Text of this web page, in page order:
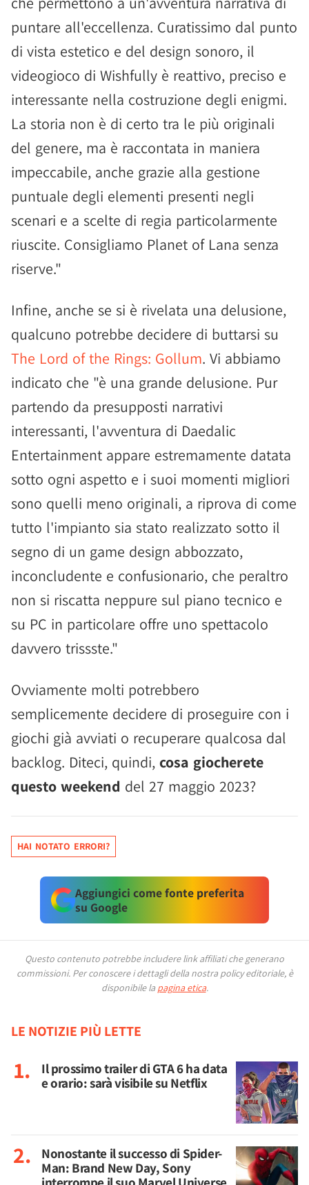
puntare all'eccellenza. Curatissimo dal punto
di vista estetico e del design sonoro, il
videogioco di Wishfully è reattivo, preciso e
interessante nella costruzione degli enigmi.
La storia non è di certo tra le più originali
del genere, ma è raccontata in maniera
impeccabile, anche grazie alla gestione
puntuale degli elementi presenti negli
scenari e a scelte di regia particolarmente
riuscite. Consigliamo Planet of Lana senza
riserve."
Infine, anche se si è rivelata una delusione,
qualcuno potrebbe decidere di buttarsi su
The Lord of the Rings: Gollum. Vi abbiamo
indicato che "è una grande delusione. Pur
partendo da presupposti narrativi
interessanti, l'avventura di Daedalic
Entertainment appare estremamente datata
sotto ogni aspetto e i suoi momenti migliori
sono quelli meno originali, a riprova di come
tutto l'impianto sia stato realizzato sotto il
segno di un game design abbozzato,
inconcludente e confusionario, che peraltro
non si riscatta neppure sul piano tecnico e
su PC in particolare offre uno spettacolo
davvero trissste."
Ovviamente molti potrebbero
semplicemente decidere di proseguire con i
giochi già avviati o recuperare qualcosa dal
backlog. Diteci, quindi, cosa giocherete
questo weekend del 27 maggio 2023?
HAI NOTATO ERRORI?
Aggiungici come fonte preferita
su Google
Questo contenuto potrebbe includere link affiliati che generano
commissioni. Per conoscere i dettagli della nostra policy editoriale, è
disponibile la pagina etica.
LE NOTIZIE PIÙ LETTE
Il prossimo trailer di GTA 6 ha data
e orario: sarà visibile su Netflix
Nonostante il successo di Spider-
Man: Brand New Day, Sony